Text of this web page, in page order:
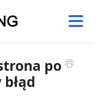
po